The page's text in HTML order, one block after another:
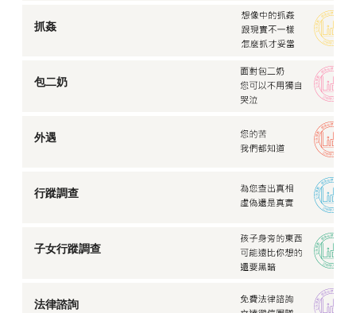
抓姦
包二奶
外遇
行蹤調查
子女行蹤調查
法律諮詢